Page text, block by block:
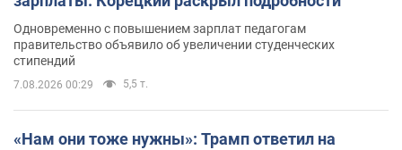
Одновременно с повышением зарплат педагогам
правительство объявило об увеличении студенческих
стипендий
7.08.2026 00:29 5,5 т.
«Нам они тоже нужны»: Трамп ответил на